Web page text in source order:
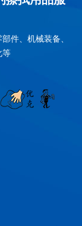
件、机械装备、
等